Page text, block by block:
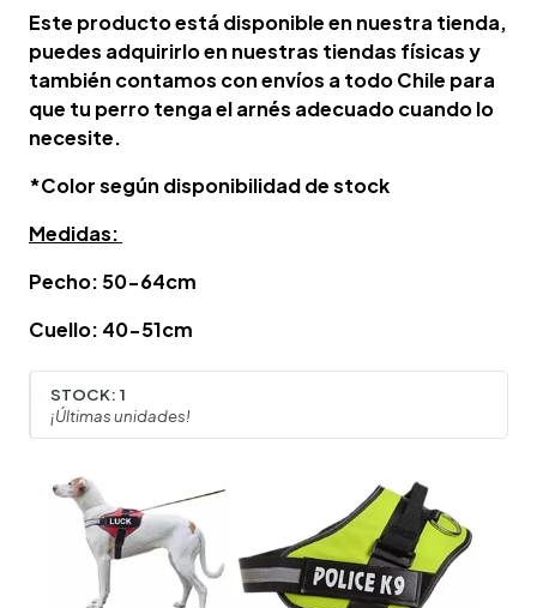
Este producto está disponible en nuestra tienda,
puedes adquirirlo en nuestras tiendas físicas y
también contamos con envíos a todo Chile para
que tu perro tenga el arnés adecuado cuando lo
necesite.
*Color según disponibilidad de stock
Medidas:
Pecho: 50-64cm
Cuello: 40-51cm
STOCK: 1
¡Últimas unidades!